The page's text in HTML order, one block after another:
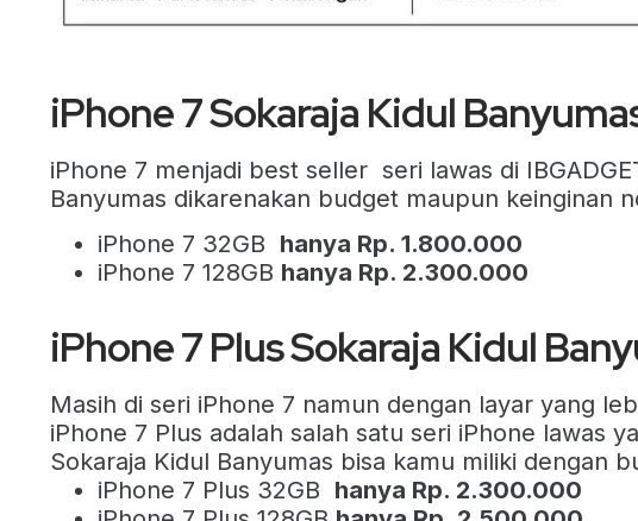
iPhone 7 Sokaraja Kidul
iPhone 7 menjadi best seller seri lawas di
Banyumas dikarenakan budget maupun keinginan
iPhone 7 32GB hanya Rp. 1.800.000
iPhone 7 128GB hanya Rp. 2.300.000
iPhone 7 Plus Sokaraja Kidul
Masih di seri iPhone 7 namun dengan layar yang
iPhone 7 Plus adalah salah satu seri iPhone lawas
Sokaraja Kidul Banyumas bisa kamu miliki dengan
iPhone 7 Plus 32GB hanya Rp. 2.300.000